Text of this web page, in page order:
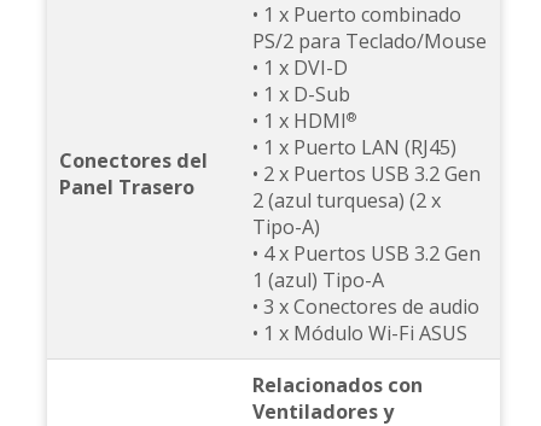
Conectores del
Panel Trasero
• 1 x Puerto combinado
PS/2 para Teclado/Mouse
• 1 x DVI-D
• 1 x D-Sub
• 1 x HDMI®
• 1 x Puerto LAN (RJ45)
• 2 x Puertos USB 3.2 Gen
2 (azul turquesa) (2 x
Tipo-A)
• 4 x Puertos USB 3.2 Gen
1 (azul) Tipo-A
• 3 x Conectores de audio
• 1 x Módulo Wi-Fi ASUS
Relacionados con
Ventiladores y